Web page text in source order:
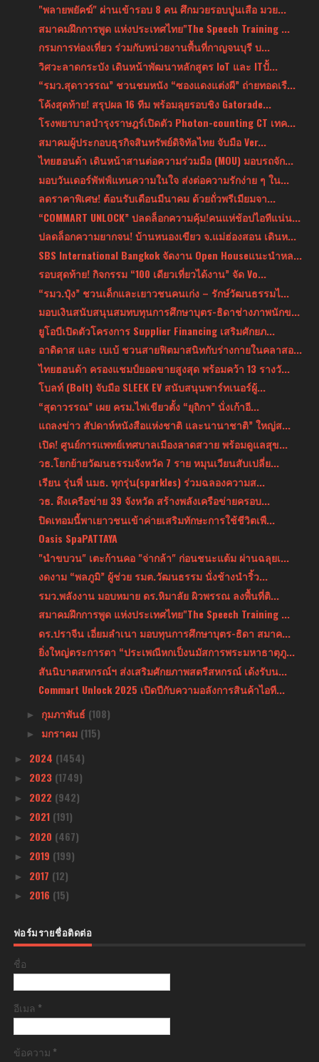
"พลายพยัคฆ์" ผ่านเข้ารอบ 8 คน ศึกมวยรอบปูนเสือ มวย...
สมาคมฝึกการพูด แห่งประเทศไทย"The Speech Training ...
กรมการท่องเที่ยว ร่วมกับหน่วยงานพื้นที่กาญจนบุรี บ...
วิศวะลาดกระบัง เดินหน้าพัฒนาหลักสูตร IoT และ ITปั้...
“รมว.สุดาวรรณ” ชวนชมหนัง “ซองแดงแต่งผี” ถ่ายทอดเรื...
โค้งสุดท้าย! สรุปผล 16 ทีม พร้อมลุยรอบชิง Gatorade...
โรงพยาบาลบำรุงราษฎร์เปิดตัว Photon-counting CT เทค...
สมาคมผู้ประกอบธุรกิจสินทรัพย์ดิจิทัลไทย จับมือ Ver...
ไทยฮอนด้า เดินหน้าสานต่อความร่วมมือ (MOU) มอบรถจัก...
มอบวันเดอร์พัฟฟ์แทนความในใจ ส่งต่อความรักง่าย ๆ ใน...
ลดราคาพิเศษ! ต้อนรับเดือนมีนาคม ด้วยถั่วพรีเมียมจา...
“COMMART UNLOCK” ปลดล็อกความคุ้ม!คนแห่ช้อปไอทีแน่น...
ปลดล็อกความยากจน! บ้านหนองเขียว จ.แม่ฮ่องสอน เดินห...
SBS International Bangkok จัดงาน Open Houseแนะนำหล...
รอบสุดท้าย! กิจกรรม “100 เดียวเที่ยวได้งาน” จัด Vo...
“รมว.ปุ๋ง” ชวนเด็กและเยาวชนคนเก่ง – รักษ์วัฒนธรรมไ...
มอบเงินสนับสนุนสมทบทุนการศึกษาบุตร-ธิดาช่างภาพนักข...
ยูโอบีเปิดตัวโครงการ Supplier Financing เสริมศักยภ...
อาดิดาส และ เบเบ้ ชวนสายฟิตมาสนิทกับร่างกายในคลาสอ...
ไทยฮอนด้า ครองแชมป์ยอดขายสูงสุด พร้อมคว้า 13 รางวั...
โบลท์ (Bolt) จับมือ SLEEK EV สนับสนุนพาร์ทเนอร์ผู้...
“สุดาวรรณ” เผย ครม.ไฟเขียวตั้ง “ยุถิกา” นั่งเก้าอี...
แถลงข่าว สัปดาห์หนังสือแห่งชาติ และนานาชาติ” ใหญ่ส...
เปิด! ศูนย์การแพทย์เทศบาลเมืองลาดสวาย พร้อมดูแลสุข...
วธ.โยกย้ายวัฒนธรรมจังหวัด 7 ราย หมุนเวียนสับเปลี่ย...
เรียน รุ่นพี่ นมธ. ทุกรุ่น(sparkles) ร่วมฉลองความส...
วธ. ดึงเครือข่าย 39 จังหวัด สร้างพลังเครือข่ายครอบ...
ปิดเทอมนี้พาเยาวชนเข้าค่ายเสริมทักษะการใช้ชีวิตเพื...
Oasis SpaPATTAYA
"นำขบวน" เตะก้านคอ "จ่ากล้า" ก่อนชนะแต้ม ผ่านฉลุยเ...
งดงาม “พลภูมิ” ผู้ช่วย รมต.วัฒนธรรม นั่งช้างนำริ้ว...
รมว.พลังงาน มอบหมาย ดร.หิมาลัย ผิวพรรณ ลงพื้นที่ติ...
สมาคมฝึกการพูด แห่งประเทศไทย"The Speech Training ...
ดร.ปราจีน เอี่ยมลำเนา มอบทุนการศึกษาบุตร-ธิดา สมาค...
ยิ่งใหญ่ตระการตา “ประเพณีหกเป็งนมัสการพระมหาธาตุภู...
สันนิบาตสหกรณ์ฯ ส่งเสริมศักยภาพสตรีสหกรณ์ เด้งรับน...
Commart Unlock 2025 เปิดปีกับความอลังการสินค้าไอที...
► กุมภาพันธ์ (108)
► มกราคม (115)
► 2024 (1454)
► 2023 (1749)
► 2022 (942)
► 2021 (191)
► 2020 (467)
► 2019 (199)
► 2017 (12)
► 2016 (15)
ฟอร์มรายชื่อติดต่อ
ชื่อ
อีเมล *
ข้อความ *